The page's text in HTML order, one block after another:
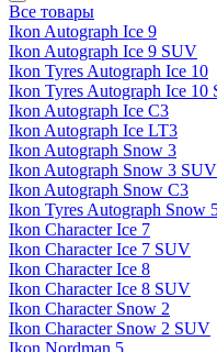
Все товары
Ikon Autograph Ice 9
Ikon Autograph Ice 9 SUV
Ikon Tyres Autograph Ice 10
Ikon Tyres Autograph Ice 10
Ikon Autograph Ice C3
Ikon Autograph Ice LT3
Ikon Autograph Snow 3
Ikon Autograph Snow 3 SUV
Ikon Autograph Snow C3
Ikon Tyres Autograph Snow
Ikon Character Ice 7
Ikon Character Ice 7 SUV
Ikon Character Ice 8
Ikon Character Ice 8 SUV
Ikon Character Snow 2
Ikon Character Snow 2 SUV
Ikon Nordman 5